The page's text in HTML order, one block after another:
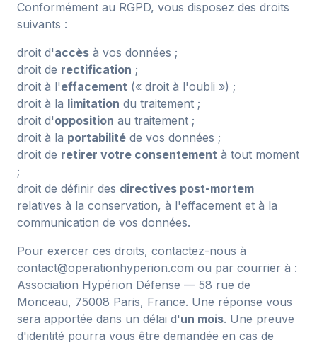
Conformément au RGPD, vous disposez des droits
suivants :
droit d'accès à vos données ;
droit de rectification ;
droit à l'effacement (« droit à l'oubli ») ;
droit à la limitation du traitement ;
droit d'opposition au traitement ;
droit à la portabilité de vos données ;
droit de retirer votre consentement à tout moment
;
droit de définir des directives post-mortem
relatives à la conservation, à l'effacement et à la
communication de vos données.
Pour exercer ces droits, contactez-nous à
contact@operationhyperion.com ou par courrier à :
Association Hypérion Défense — 58 rue de
Monceau, 75008 Paris, France. Une réponse vous
sera apportée dans un délai d'un mois. Une preuve
d'identité pourra vous être demandée en cas de